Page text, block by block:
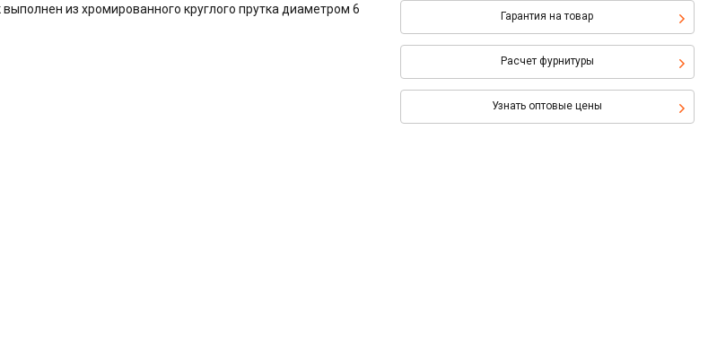
Гарантия на товар
Расчет фурнитуры
Узнать оптовые цены
из хромированного круглого прутка диаметром 6